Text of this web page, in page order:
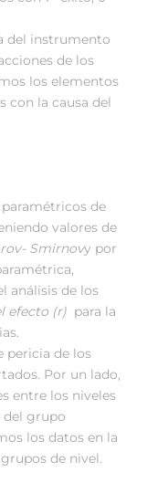
del instrumento
de los
los elementos
con la causa del
de
valores de
Smirnovy por
análisis de los
efecto (r) para la
pericia de los
Por un lado,
entre los niveles
del grupo
los datos en la
de nivel.